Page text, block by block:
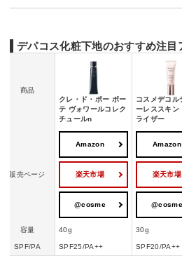
デパコス化粧下地のおすすめ注目
商品
クレ・ド・ポー ボー
テ ヴォワールコレク
チュールn
コスメデコル
ーレススキン
ライザー
販売ページ
Amazon
楽天市場
@cosme
Amazon
楽天市場
@cosme
容量 40g 30g
SPF/PA SPF25/PA++ SPF20/PA++